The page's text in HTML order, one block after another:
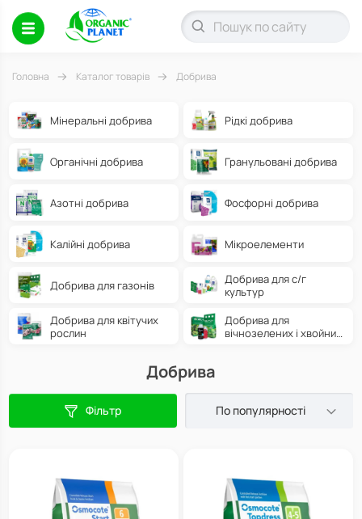
Головна Каталог товарів Добрива
Мінеральні добрива Рідкі добрива
Органічні добрива Гранульовані добрива
Азотні добрива Фосфорні добрива
Калійні добрива Мікроелементи
Добрива для газонів
Добрива для с/г
культур
Добрива для квітучих
рослин
Добрива для
вічнозелених і хвойних
Добрива
Фільтр По популярності